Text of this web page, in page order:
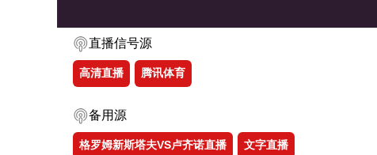
直播信号源
高清直播 腾讯体育
备用源
格罗姆新斯塔夫VS卢齐诺直播 文字直播